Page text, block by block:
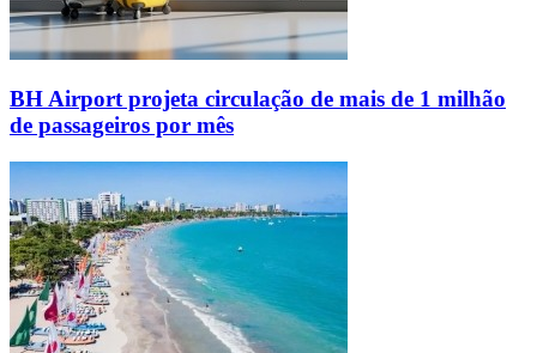
BH Airport projeta circulação de mais de 1 milhão
de passageiros por mês